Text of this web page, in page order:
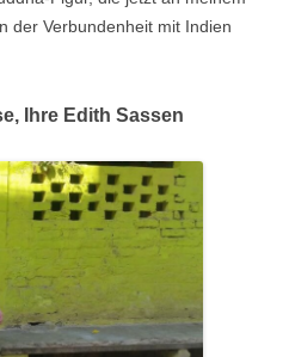
der Verbundenheit mit Indien
Ihre Edith Sassen